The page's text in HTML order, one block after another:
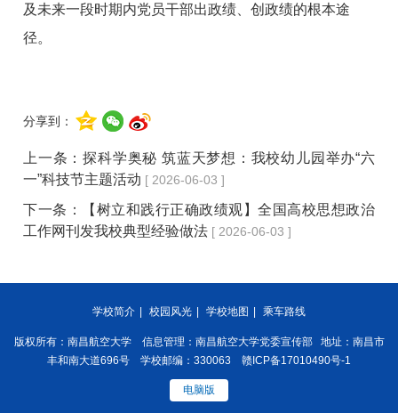
及未来一段时期内党员干部出政绩、创政绩的根本途
径。
分享到：
上一条：探科学奥秘 筑蓝天梦想：我校幼儿园举办“六
一”科技节主题活动 [ 2026-06-03 ]
下一条：
【树立和践行正确政绩观】全国高校思想政治
工作网刊发我校典型经验做法 [ 2026-06-03 ]
学校简介 校园风光 学校地图 乘车路线
版权所有：南昌航空大学 信息管理：南昌航空大学党委宣传部 地址：南昌市
丰和南大道696号 学校邮编：330063 赣ICP备17010490号-1
电脑版